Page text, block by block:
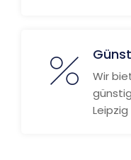
Wir